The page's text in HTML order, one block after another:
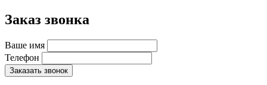
Заказ звонка
Ваше имя
Телефон
Заказать звонок